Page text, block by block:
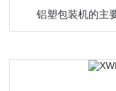
铝塑包装机的主